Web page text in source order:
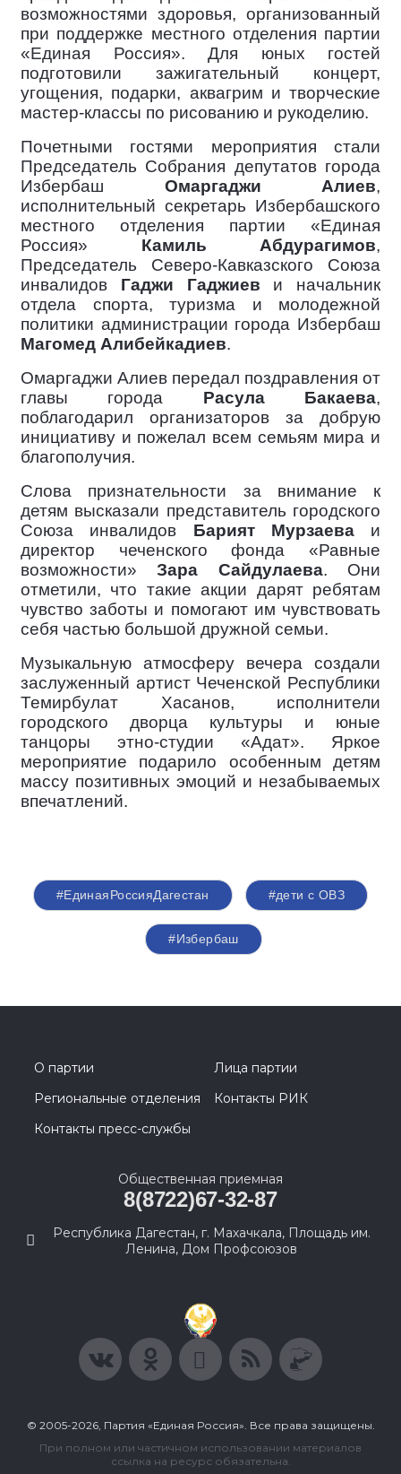
возможностями здоровья, организованный
при поддержке местного отделения партии
«Единая Россия». Для юных гостей
подготовили зажигательный концерт,
угощения, подарки, аквагрим и творческие
мастер-классы по рисованию и рукоделию.
Почетными гостями мероприятия стали
Председатель Собрания депутатов города
Избербаш Омаргаджи Алиев,
исполнительный секретарь Избербашского
местного отделения партии «Единая
Россия» Камиль Абдурагимов,
Председатель Северо-Кавказского Союза
инвалидов Гаджи Гаджиев и начальник
отдела спорта, туризма и молодежной
политики администрации города Избербаш
Магомед Алибейкадиев.
Омаргаджи Алиев передал поздравления от
главы города Расула Бакаева,
поблагодарил организаторов за добрую
инициативу и пожелал всем семьям мира и
благополучия.
Слова признательности за внимание к
детям высказали представитель городского
Союза инвалидов Барият Мурзаеваи
директор чеченского фонда «Равные
возможности»Зара Сайдулаева. Они
отметили, что такие акции дарят ребятам
чувство заботы и помогают им чувствовать
себя частью большой дружной семьи.
Музыкальную атмосферу вечера создали
заслуженный артист Чеченской Республики
Темирбулат Хасанов, исполнители
городского дворца культуры и юные
танцоры этно-студии «Адат». Яркое
мероприятие подарило особенным детям
массу позитивных эмоций и незабываемых
впечатлений.
#ЕдинаяРоссияДагестан #дети с ОВЗ
#Избербаш
О партии
Лица партии
Региональные отделения
Контакты РИК
Контакты пресс-службы
Общественная приемная
8(8722)67-32-87
Республика Дагестан, г. Махачкала, Площадь им.
Ленина, Дом Профсоюзов
© 2005-2026, Партия «Единая Россия». Все права защищены.
При полном или частичном использовании материалов
ссылка на ресурс обязательна.